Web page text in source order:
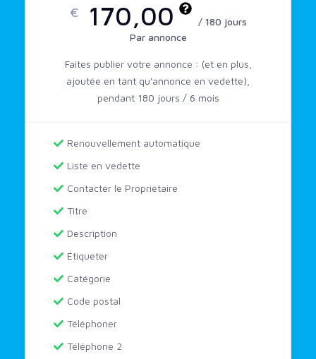
€ 170,00
/ 180 jours
Par annonce
Faites publier votre annonce : (et en plus,
ajoutée en tant qu'annonce en vedette),
pendant 180 jours / 6 mois
Renouvellement automatique
Liste en vedette
Contacter le Propriétaire
Titre
Description
Étiqueter
Catégorie
Code postal
Téléphoner
Téléphone 2